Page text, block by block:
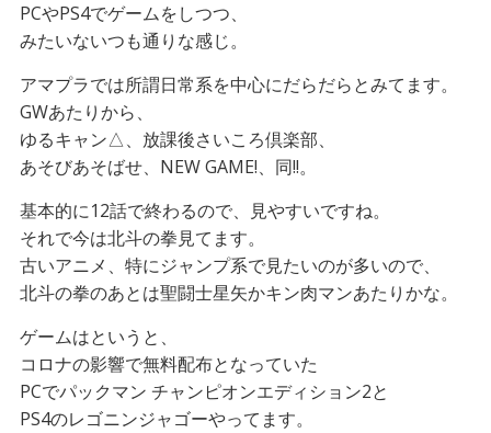
PCやPS4でゲームをしつつ、
みたいないつも通りな感じ。
アマプラでは所謂日常系を中心にだらだらとみてます。
GWあたりから、
ゆるキャン△、放課後さいころ倶楽部、
あそびあそばせ、NEW GAME!、同!!。
基本的に12話で終わるので、見やすいですね。
それで今は北斗の拳見てます。
古いアニメ、特にジャンプ系で見たいのが多いので、
北斗の拳のあとは聖闘士星矢かキン肉マンあたりかな。
ゲームはというと、
コロナの影響で無料配布となっていた
PCでパックマン チャンピオンエディション2と
PS4のレゴニンジャゴーやってます。